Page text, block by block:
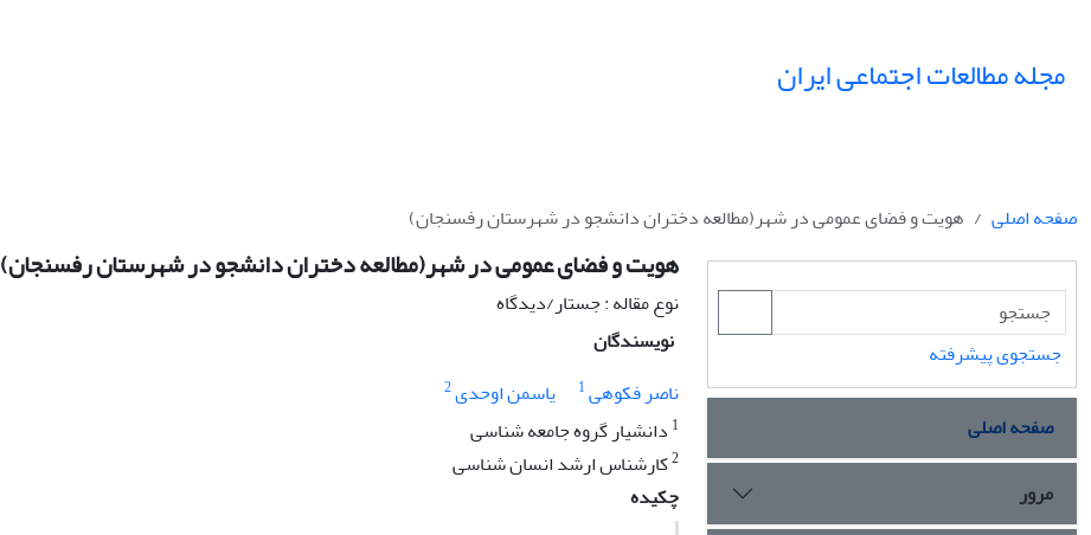
مجله مطالعات اجتماعی ایران
صفحه اصلی هویت و فضای عمومی در شهر(مطالعه دختران دانشجو در شهرستان رفسنجان)
هویت و فضای عمومی در شهر(مطالعه دختران دانشجو در شهرستان رفسنجان)
نوع مقاله : جستار/دیدگاه
نویسندگان
ناصر فکوهی1 یاسمن اوحدی2
1 دانشیار گروه جامعه شناسی
2کارشناس ارشد انسان شناسی
چکیده
جستجوی پیشرفته
صفحه اصلی
مرور